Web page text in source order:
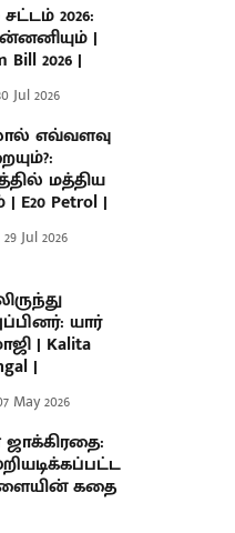
2026:
|
Bill 2026 |
Jul 2026
எவ்வளவு
மத்திய
E20 Petrol |
29 Jul 2026
யார்
| Kalita
|
May 2026
ஜாக்கிரதை:
கதை